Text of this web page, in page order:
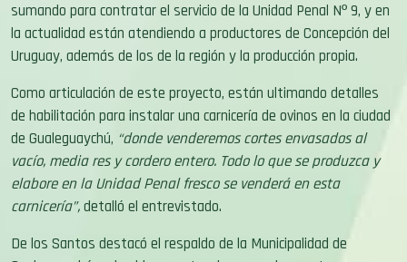
sumando para contratar el servicio de la Unidad Penal Nº 9, y en
la actualidad están atendiendo a productores de Concepción del
Uruguay, además de los de la región y la producción propia.
Como articulación de este proyecto, están ultimando detalles
de habilitación para instalar una carnicería de ovinos en la ciudad
de Gualeguaychú, “donde venderemos cortes envasados al
vacío, media res y cordero entero. Todo lo que se produzca y
elabore en la Unidad Penal fresco se venderá en esta
carnicería”,detalló el entrevistado.
De los Santos destacó el respaldo de la Municipalidad de